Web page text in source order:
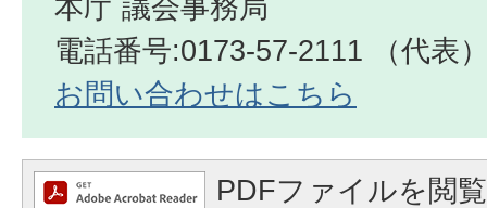
本庁 議会事務局
電話番号:0173-57-2111 （代表
お問い合わせはこちら
PDFファイルを閲